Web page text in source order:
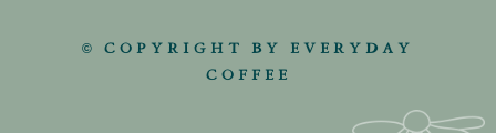
© COPYRIGHT BY EVERYDAY
COFFEE